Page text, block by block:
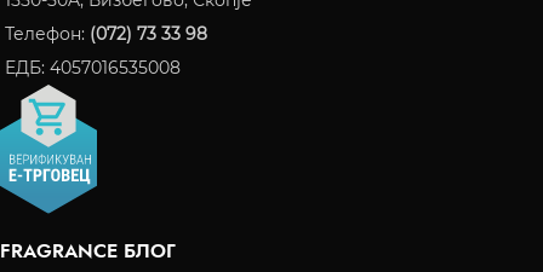
Телефон: (072) 73 33 98
ЕДБ: 4057016535008
FRAGRANCE БЛОГ